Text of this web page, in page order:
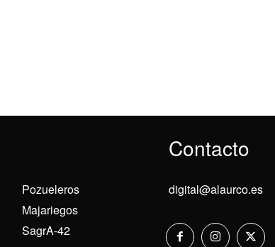
Contacto
Pozueleros
Majariegos
SagrA-42
digital@alaurco.es